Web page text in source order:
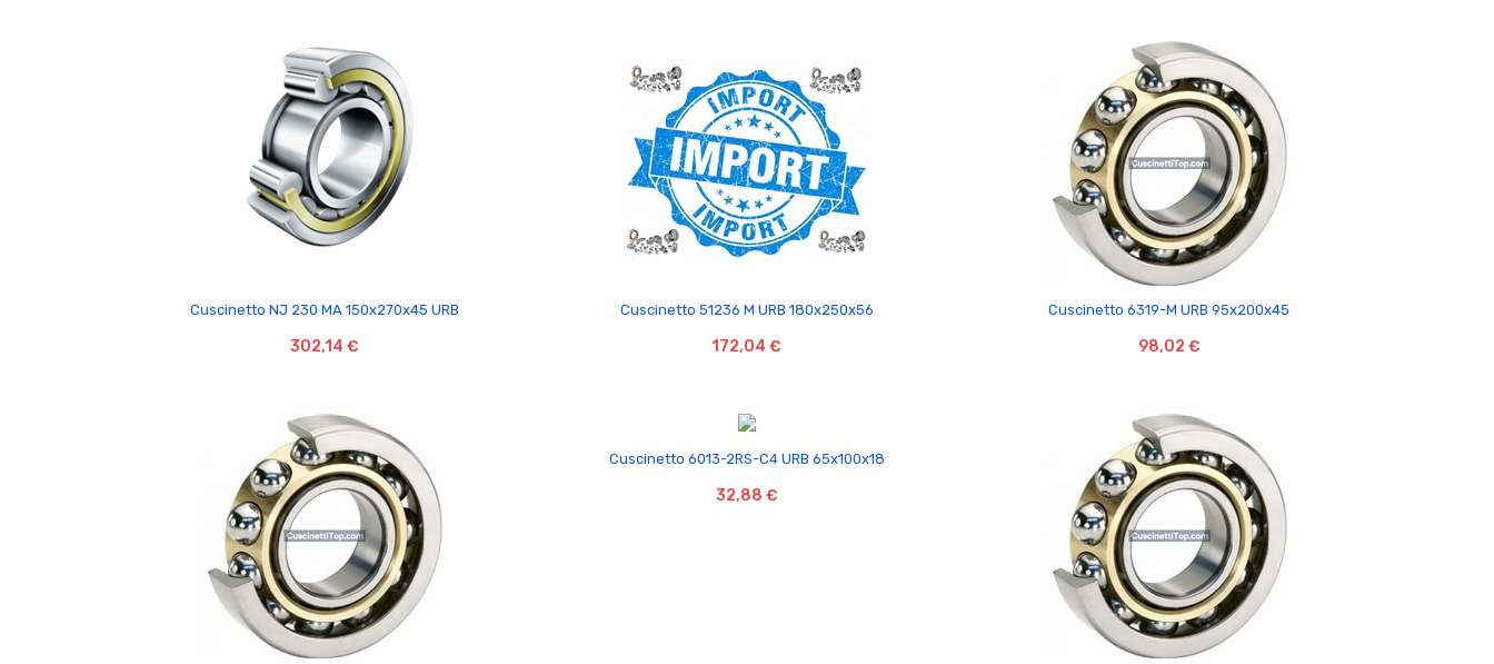

Cuscinetto NJ 230 MA 150x270x45 URB
302,14 €

Cuscinetto 51236 M URB 180x250x56
172,04 €

Cuscinetto 6319-M URB 95x200x45
98,02 €

Cuscinetto 6013-2RS-C4 URB 65x100x18
32,88 €